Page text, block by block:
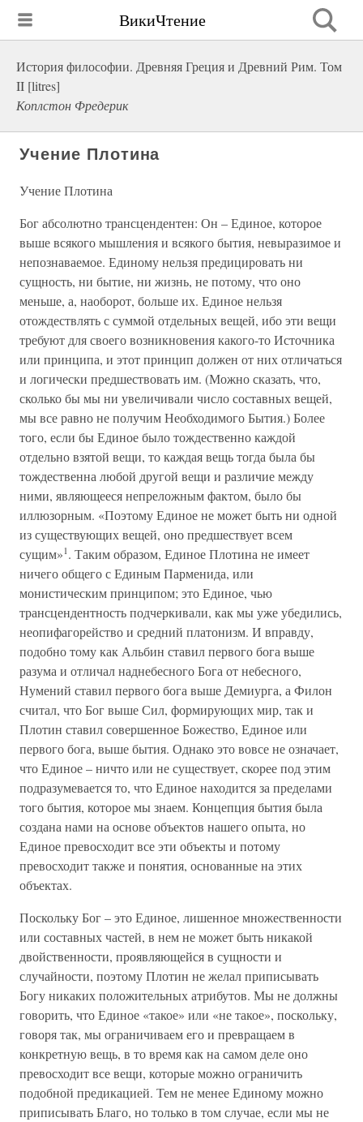
ВикиЧтение
История философии. Древняя Греция и Древний Рим. Том
II [litres]
Коплстон Фредерик
Учение Плотина
Учение Плотина
Бог абсолютно трансцендентен: Он – Единое, которое
выше всякого мышления и всякого бытия, невыразимое и
непознаваемое. Единому нельзя предицировать ни
сущность, ни бытие, ни жизнь, не потому, что оно
меньше, а, наоборот, больше их. Единое нельзя
отождествлять с суммой отдельных вещей, ибо эти вещи
требуют для своего возникновения какого-то Источника
или принципа, и этот принцип должен от них отличаться
и логически предшествовать им. (Можно сказать, что,
сколько бы мы ни увеличивали число составных вещей,
мы все равно не получим Необходимого Бытия.) Более
того, если бы Единое было тождественно каждой
отдельно взятой вещи, то каждая вещь тогда была бы
тождественна любой другой вещи и различие между
ними, являющееся непреложным фактом, было бы
иллюзорным. «Поэтому Единое не может быть ни одной
из существующих вещей, оно предшествует всем
сущим»1. Таким образом, Единое Плотина не имеет
ничего общего с Единым Парменида, или
монистическим принципом; это Единое, чью
трансцендентность подчеркивали, как мы уже убедились,
неопифагорейство и средний платонизм. И вправду,
подобно тому как Альбин ставил первого бога выше
разума и отличал наднебесного Бога от небесного,
Нумений ставил первого бога выше Демиурга, а Филон
считал, что Бог выше Сил, формирующих мир, так и
Плотин ставил совершенное Божество, Единое или
первого бога, выше бытия. Однако это вовсе не означает,
что Единое – ничто или не существует, скорее под этим
подразумевается то, что Единое находится за пределами
того бытия, которое мы знаем. Концепция бытия была
создана нами на основе объектов нашего опыта, но
Единое превосходит все эти объекты и потому
превосходит также и понятия, основанные на этих
объектах.
Поскольку Бог – это Единое, лишенное множественности
или составных частей, в нем не может быть никакой
двойственности, проявляющейся в сущности и
случайности, поэтому Плотин не желал приписывать
Богу никаких положительных атрибутов. Мы не должны
говорить, что Единое «такое» или «не такое», поскольку,
говоря так, мы ограничиваем его и превращаем в
конкретную вещь, в то время как на самом деле оно
превосходит все вещи, которые можно ограничить
подобной предикацией. Тем не менее Единому можно
приписывать Благо, но только в том случае, если мы не